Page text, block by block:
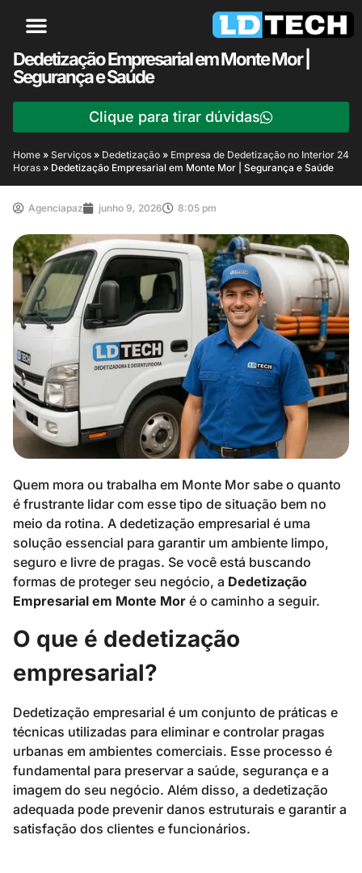
Dedetização Empresarial em Monte Mor |
Segurança e Saúde
Clique para tirar dúvidas
Home » Serviços » Dedetização » Empresa de Dedetização no Interior 24
Horas » Dedetização Empresarial em Monte Mor | Segurança e Saúde
Agenciapaz junho 9, 2026 8:05 pm
Quem mora ou trabalha em Monte Mor sabe o quanto
é frustrante lidar com esse tipo de situação bem no
meio da rotina. A dedetização empresarial é uma
solução essencial para garantir um ambiente limpo,
seguro e livre de pragas. Se você está buscando
formas de proteger seu negócio, a Dedetização
Empresarial em Monte Mor é o caminho a seguir.
O que é dedetização
empresarial?
Dedetização empresarial é um conjunto de práticas e
técnicas utilizadas para eliminar e controlar pragas
urbanas em ambientes comerciais. Esse processo é
fundamental para preservar a saúde, segurança e a
imagem do seu negócio. Além disso, a dedetização
adequada pode prevenir danos estruturais e garantir a
satisfação dos clientes e funcionários.